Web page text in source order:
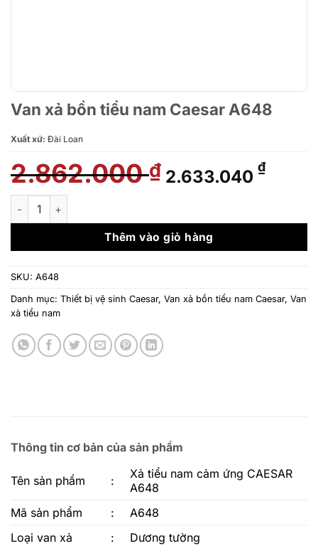
Van xả bồn tiểu nam Caesar A648
Xuất xứ: Đài Loan
2.862.000₫ Giá
gốc
2.862.000 ₫.
2.633.040 ₫Giá
là:
Van xả bồn tiểu nam Caesar A648 số lượng
Thêm vào giỏ hàng
SKU: A648
Danh mục: Thiết bị vệ sinh Caesar, Van xả bồn tiểu nam Caesar, Van
xả tiểu nam
Thông tin cơ bản của sản phẩm
Tên sản phẩm :
Xả tiểu nam cảm ứng CAESAR
A648
Mã sản phẩm
:
A648
Loại van xả
:
Dương tường